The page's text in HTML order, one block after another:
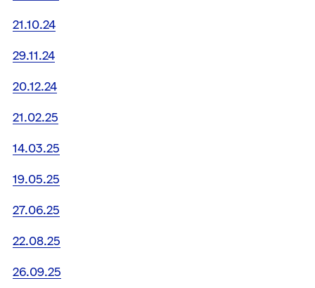
21.10.24
29.11.24
20.12.24
21.02.25
14.03.25
19.05.25
27.06.25
22.08.25
26.09.25